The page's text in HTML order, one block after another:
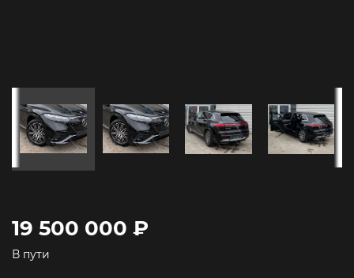
19 500 000 ₽
В пути